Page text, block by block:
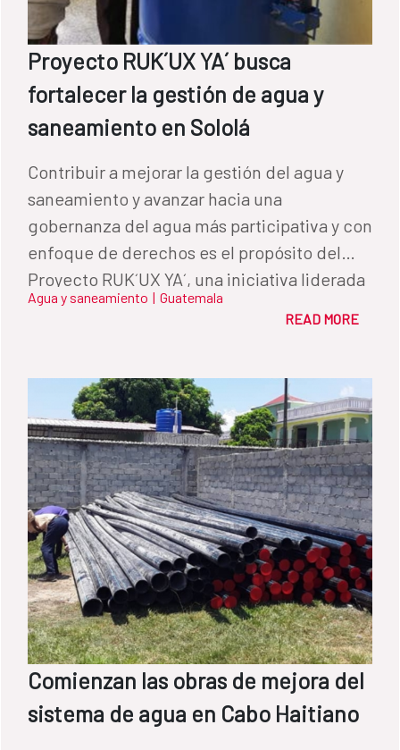
Proyecto RUK´UX YA´ busca
fortalecer la gestión de agua y
saneamiento en Sololá
Contribuir a mejorar la gestión del agua y
saneamiento y avanzar hacia una
gobernanza del agua más participativa y con
enfoque de derechos es el propósito del
Proyecto RUK´UX YA´, una iniciativa liderada
por Acción contra el Hambre, ACH, y
Básico, FCAS, de la Cooperación Española
en Guatemala.
Agua y saneamiento | Guatemala
READ MORE
Comienzan las obras de mejora del
sistema de agua en Cabo Haitiano